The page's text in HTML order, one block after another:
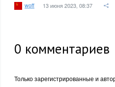
woff 13 июня 2023, 08:37
0 комментариев
Только зарегистрированные и